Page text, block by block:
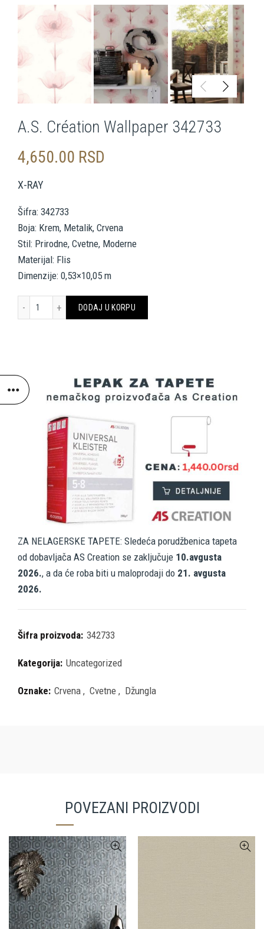
A.S. Création Wallpaper 342733
4,650.00 RSD
X-RAY
Šifra: 342733
Boja: Krem, Metalik, Crvena
Stil: Prirodne, Cvetne, Moderne
Materijal: Flis
Dimenzije: 0,53×10,05 m
A.S. Création Wallpaper 342733 količina
DODAJ U KORPU
ZA NELAGERSKE TAPETE: Sledeća porudžbenica tapeta
od dobavljača AS Creation se zaključuje 10.avgusta
2026., a da će roba biti u maloprodaji do 21. avgusta
2026.
Šifra proizvoda: 342733
Kategorija: Uncategorized
Oznake: Crvena , Cvetne , Džungla
POVEZANI PROIZVODI